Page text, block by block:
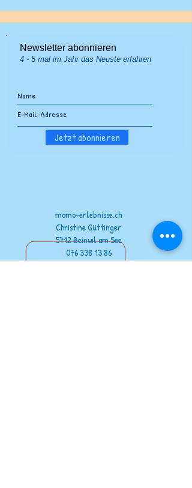
Newsletter abonnieren
4 - 5 mal im Jahr das Neuste erfahren
Jetzt abonnieren
momo-erlebnisse.ch
Christine Güttinger
5712 Beinwil am See
076 338 13 86
info@momo-erlebnisse.ch